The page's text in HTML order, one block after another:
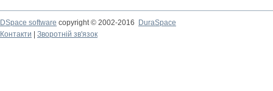
DSpace software copyright © 2002-2016
DuraSpace
Контакти
Зворотній зв'язок